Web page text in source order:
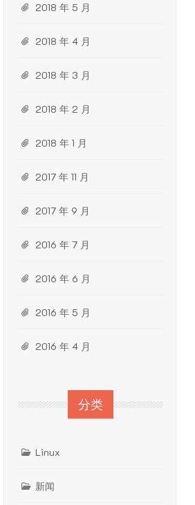
2018 年 5 月
2018 年 4 月
2018 年 3 月
2018 年 2 月
2018 年 1 月
2017 年 11 月
2017 年 9 月
2016 年 7 月
2016 年 6 月
2016 年 5 月
2016 年 4 月
分类
Linux
新闻